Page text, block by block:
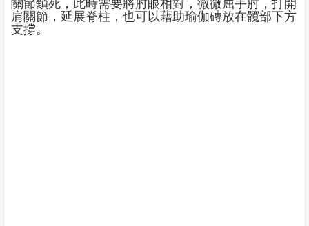
關節鎖死，此時需要將肘眼相對，微微屈手肘，打開
肩關節，延展脊柱，也可以藉助瑜伽磚放在髖部下方
支撐。